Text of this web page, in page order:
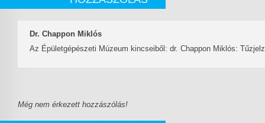
Dr. Chappon Miklós
Az Épületgépészeti Múzeum kincseiből: dr. Chappon Miklós:
Még nem érkezett hozzászólás!